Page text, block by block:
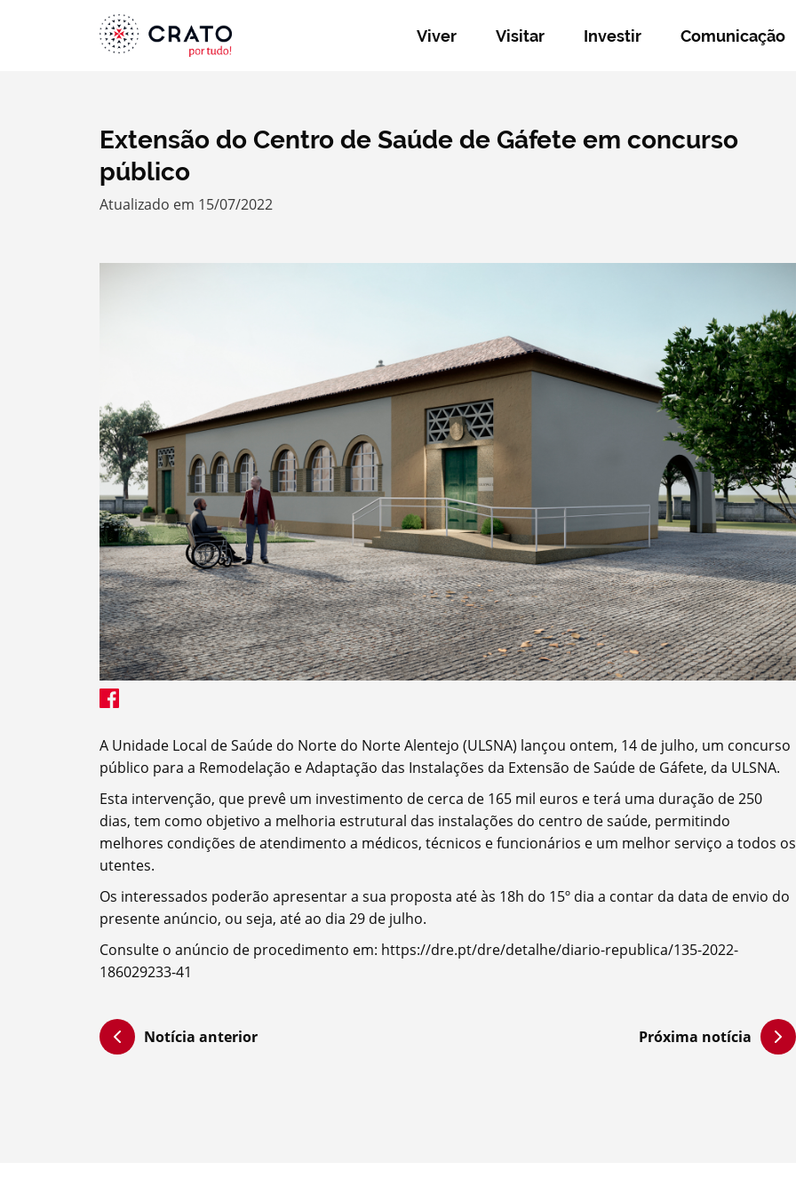
Viver Visitar Investir Comunicação
Termo de Pesquisa
Categorias gerais
Extensão do Centro de Saúde de Gáfete em concurso
público
Atualizado em 15/07/2022
A Unidade Local de Saúde do Norte do Norte Alentejo (ULSNA) lançou ontem, 14 de julho, um concurso
público para a Remodelação e Adaptação das Instalações da Extensão de Saúde de Gáfete, da ULSNA.
Esta intervenção, que prevê um investimento de cerca de 165 mil euros e terá uma duração de 250
dias, tem como objetivo a melhoria estrutural das instalações do centro de saúde, permitindo
melhores condições de atendimento a médicos, técnicos e funcionários e um melhor serviço a todos os
utentes.
Os interessados poderão apresentar a sua proposta até às 18h do 15º dia a contar da data de envio do
presente anúncio, ou seja, até ao dia 29 de julho.
Consulte o anúncio de procedimento em: https://dre.pt/dre/detalhe/diario-republica/135-2022-
186029233-41
Notícia anterior Próxima notícia